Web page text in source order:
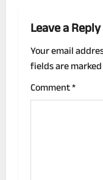
n
a
v
i
Leave a Reply
Your email
fields are marked
Comment*